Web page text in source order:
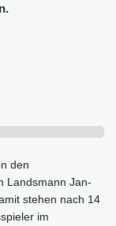
den
Landsmann Jan-
stehen nach 14
im